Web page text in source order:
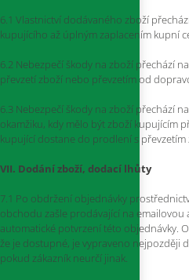
6.1 Vlastnictví dodávaného zboží
kupujícího až úplným zaplacením kupní
6.2 Nebezpečí škody na zboží přechází
převzetí zboží nebo převzetím od
6.3 Nebezpečí škody na zboží přechází
okamžiku, kdy mělo být zboží kupujícím
kupující dostane do prodlení s převzetím
VII. Dodání zboží, dodací lhůty
7.1 Po obdržení objednávky
obchodu zašle prodávající na emailovou
automatické potvrzení této objednávky.
že je dostupné, je vypraveno nejpozději
pokud zákazník neurčí jinak.